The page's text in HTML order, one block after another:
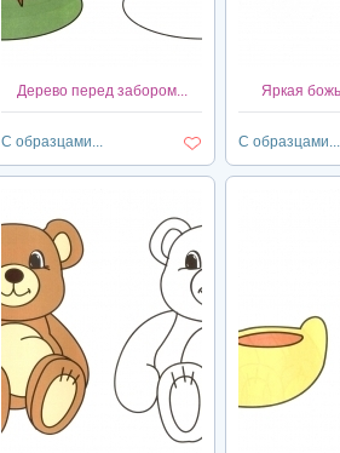
Дерево перед забором...
С образцами...
Яркая
С образцами...